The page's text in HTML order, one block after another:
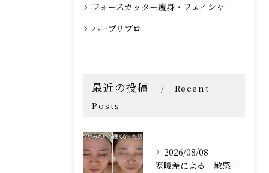
フォースカッター痩身・フェイシャルマシン
ハーブリプロ
最近の投稿
Recent
Posts
2026/08/08
寒暖差による「敏感・赤み・乾燥」にお悩みの方へ｜尼崎の肌質改善サロン Rinda Beauty Salonリンダビューティーサロン